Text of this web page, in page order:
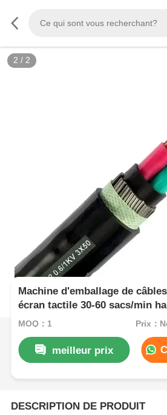
2 / 2
Machine d'emballage de
écran tactile 30-60 sacs/min
MOQ：1 Prix：
meilleur prix
DESCRIPTION DE PRODUIT